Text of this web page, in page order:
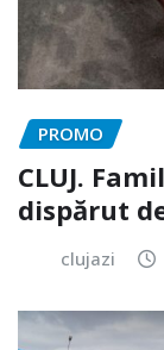
PROMO
CLUJ.
dispărut
clujazi